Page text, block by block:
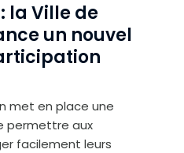
la Ville de
un nouvel
met en place une
permettre aux
facilement leurs